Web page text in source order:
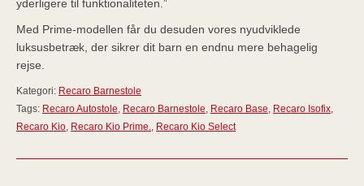
yderligere til funktionaliteten.”
Med Prime-modellen får du desuden vores nyudviklede
luksusbetræk, der sikrer dit barn en endnu mere behagelig
rejse.
Kategori: Recaro Barnestole
Tags: Recaro Autostole, Recaro Barnestole, Recaro Base, Recaro Isofix,
Recaro Kio, Recaro Kio Prime., Recaro Kio Select